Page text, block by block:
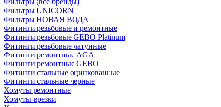
Фильтры (все бренды)
Фильтры UNICORN
Фильтры НОВАЯ ВОДА
Фитинги резьбовые и ремонтные
Фитинги резьбовые GEBO Platinum
Фитинги резьбовые латунные
Фитинги ремонтные AGA
Фитинги ремонтные GEBO
Фитинги стальные оцинкованные
Фитинги стальные черные
Хомуты ремонтные
Хомуты-врезки